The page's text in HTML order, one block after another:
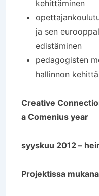
kehittäminen
ja sen
edistäminen
pedagogisten
hallinnon
Creative
a Comenius year
syyskuu 2012 –
Projektissa